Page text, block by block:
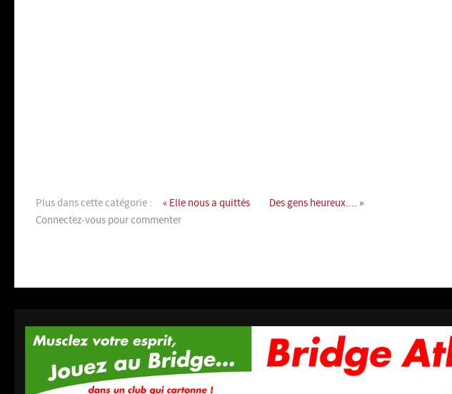
Plus dans cette catégorie : « Elle nous a quittés
Des gens heureux.... »
Connectez-vous pour commenter